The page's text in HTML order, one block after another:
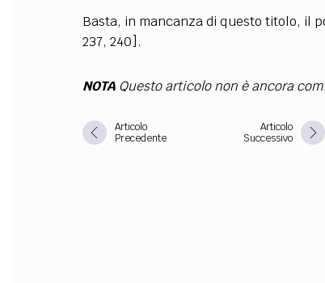
Basta, in mancanza di questo titolo, il
237, 240].
NOTAQuesto articolo non è ancora
Articolo
Precedente
Articolo
Successivo